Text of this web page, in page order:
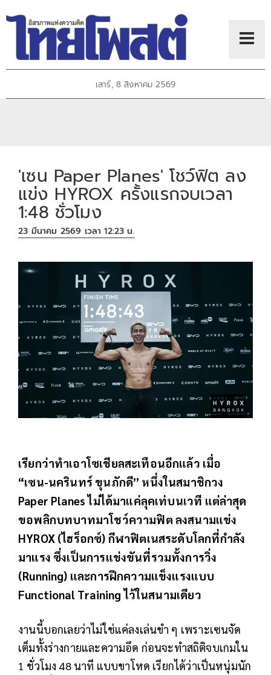
เสาร์, 8 สิงหาคม 2569
'เซน Paper Planes' โชว์ฟิต ลง
แข่ง HYROX ครั้งแรกจบเวลา
1:48 ชั่วโมง
23 มีนาคม 2569 เวลา 12:23 น.
เรียกว่าทำเอาโซเชียลสะเทือนอีกแล้ว เมื่อ
“เซน-นครินทร์ ขุนภักดี” หนึ่งในสมาชิกวง
Paper Planes ไม่ได้มาแค่ลุคเท่บนเวที แต่ล่าสุด
ขอพลิกบทบาทมาโชว์ความฟิต ลงสนามแข่ง
HYROX (ไฮร็อกซ์) กีฬาฟิตเนสระดับโลกที่กำลัง
มาแรง ซึ่งเป็นการแข่งขันที่รวมทั้งการวิ่ง
(Running) และการฝึกความแข็งแรงแบบ
Functional Training ไว้ในสนามเดียว
งานนี้บอกเลยว่าไม่ใช่แค่ลงเล่นขำ ๆ เพราะเซนจัด
เต็มทั้งร่างกายและความอึด ก่อนจะทำสถิติจบเกมใน
1 ชั่วโมง 48 นาที แบบขาโหด เรียกได้ว่าเป็นหนุ่มนัก